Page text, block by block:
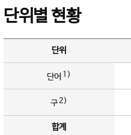
단위별 현황
단위
단어 1)
구2)
합계